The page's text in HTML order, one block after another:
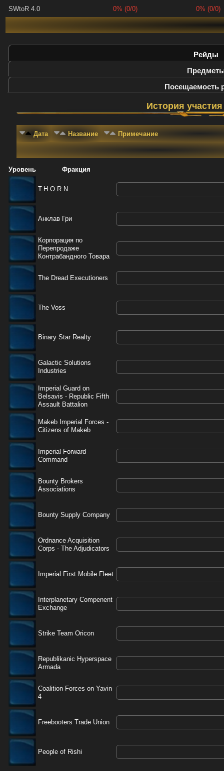
SWtoR 4.0 0% (0/0) 0% (0/0)
Рейды
Посещаемость
История
Дата Название Примечание
Уровень Фракция
T.H.O.R.N.
Анклав Гри
Корпорация по
Перепродаже
Контрабандного Товара
The Dread Executioners
The Voss
Binary Star Realty
Galactic Solutions
Industries
Imperial Guard on
Belsavis - Republic Fifth
Assault Battalion
Makeb Imperial Forces -
Citizens of Makeb
Imperial Forward
Command
Bounty Brokers
Associations
Bounty Supply Company
Ordnance Acquisition
Corps - The Adjudicators
Imperial First Mobile Fleet
Interplanetary Compenent
Exchange
Strike Team Oricon
Republikanic Hyperspace
Armada
Coalition Forces on Yavin
4
Freebooters Trade Union
People of Rishi